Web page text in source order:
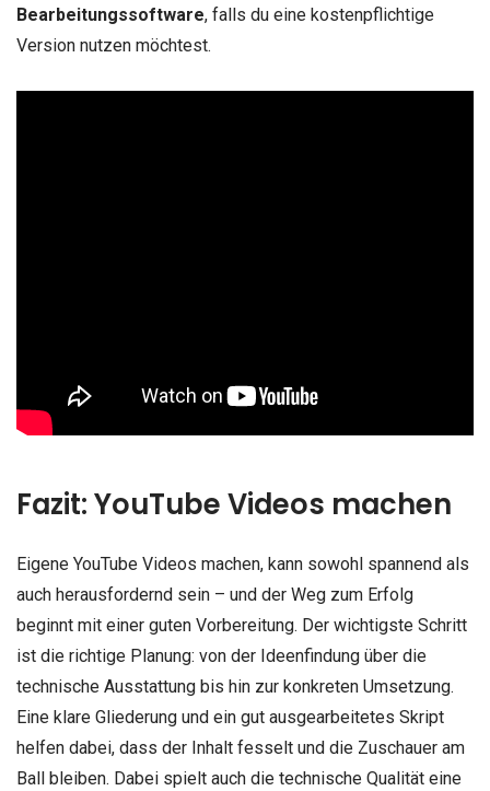
Bearbeitungssoftware, falls du eine kostenpflichtige
Version nutzen möchtest.
Fazit: YouTube Videos machen
Eigene YouTube Videos machen, kann sowohl spannend als
auch herausfordernd sein – und der Weg zum Erfolg
beginnt mit einer guten Vorbereitung. Der wichtigste Schritt
ist die richtige Planung: von der Ideenfindung über die
technische Ausstattung bis hin zur konkreten Umsetzung.
Eine klare Gliederung und ein gut ausgearbeitetes Skript
helfen dabei, dass der Inhalt fesselt und die Zuschauer am
Ball bleiben. Dabei spielt auch die technische Qualität eine